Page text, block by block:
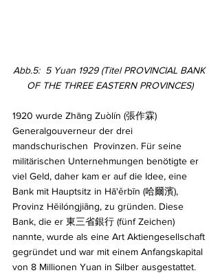
Abb.5:  5 Yuan 1929 (Titel PROVINCIAL BANK
OF THE THREE EASTERN PROVINCES)
1920 wurde Zhāng Zuòlín (張作霖)
Generalgouverneur der drei
mandschurischen  Provinzen. Für seine
militärischen Unternehmungen benötigte er
viel Geld, daher kam er auf die Idee, eine
Bank mit Hauptsitz in Hā'ěrbīn (哈爾濱),
Provinz Hēilóngjiāng, zu gründen. Diese
Bank, die er 東三省銀行 (fünf Zeichen)
nannte, wurde als eine Art Aktiengesellschaft
gegründet und war mit einem Anfangskapital
von 8 Millionen Yuan in Silber ausgestattet.